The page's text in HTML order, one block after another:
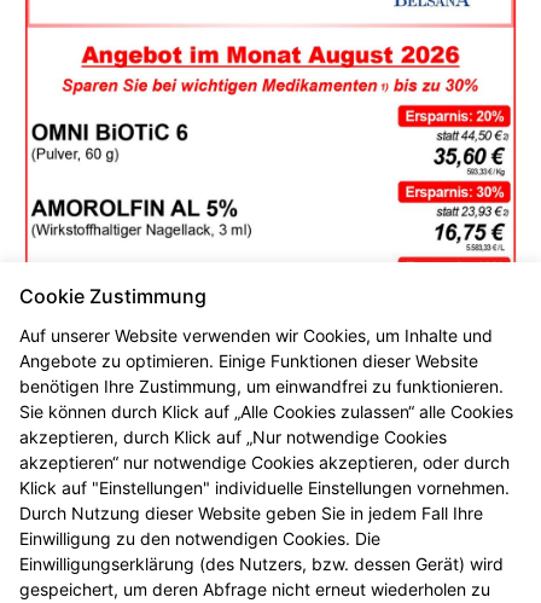
Cookie Zustimmung
Auf unserer Website verwenden wir Cookies, um Inhalte und
Angebote zu optimieren. Einige Funktionen dieser Website
benötigen Ihre Zustimmung, um einwandfrei zu funktionieren.
Sie können durch Klick auf „Alle Cookies zulassen“ alle Cookies
akzeptieren, durch Klick auf „Nur notwendige Cookies
akzeptieren“ nur notwendige Cookies akzeptieren, oder durch
Klick auf "Einstellungen" individuelle Einstellungen vornehmen.
Durch Nutzung dieser Website geben Sie in jedem Fall Ihre
Einwilligung zu den notwendigen Cookies. Die
Einwilligungserklärung (des Nutzers, bzw. dessen Gerät) wird
gespeichert, um deren Abfrage nicht erneut wiederholen zu